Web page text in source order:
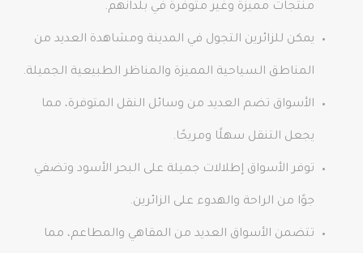
منتجات مميزة وغير متوفرة في بلدانهم.
يمكن للزائرين التجول في المدينة ومشاهدة العديد من
المناطق السياحية المميزة والمناظر الطبيعية الجميلة.
الأسواق تضم العديد من وسائل النقل المتوفرة، مما
يجعل التنقل سهلًا ومريحًا.
توفر الأسواق إطلالات جميلة على البحر الأسود وتضفي
جوًا من الراحة والهدوء على الزائرين.
تتضمن الأسواق العديد من المقاهي والمطاعم، مما